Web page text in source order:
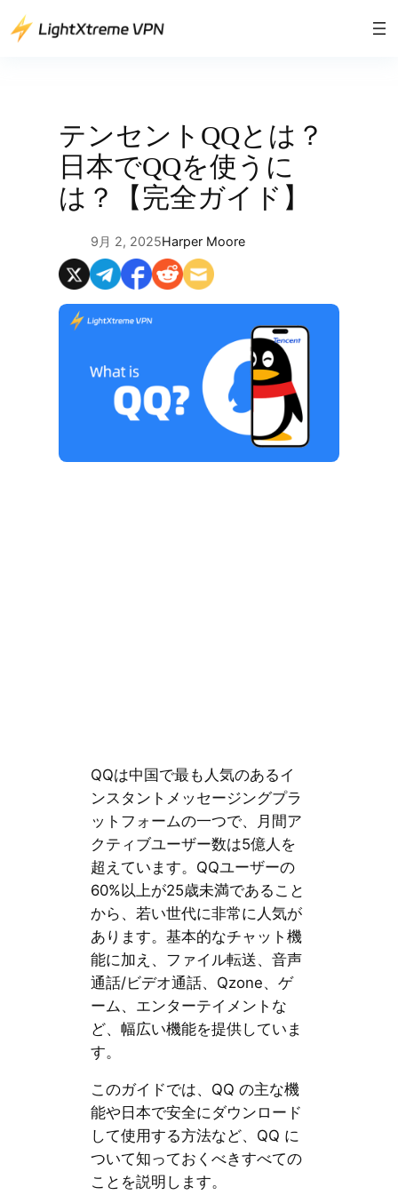
容
テンセントQQとは？
日本でQQを使うに
は？【完全ガイド】
9月 2, 2025Harper Moore
QQは中国で最も人気のあるイ
ンスタントメッセージングプラ
ットフォームの一つで、月間ア
クティブユーザー数は5億人を
超えています。QQユーザーの
60%以上が25歳未満であること
から、若い世代に非常に人気が
あります。基本的なチャット機
能に加え、ファイル転送、音声
通話/ビデオ通話、Qzone、ゲ
ーム、エンターテイメントな
ど、幅広い機能を提供していま
す。
このガイドでは、QQ の主な機
能や日本で安全にダウンロード
して使用する方法など、QQ に
ついて知っておくべきすべての
ことを説明します。